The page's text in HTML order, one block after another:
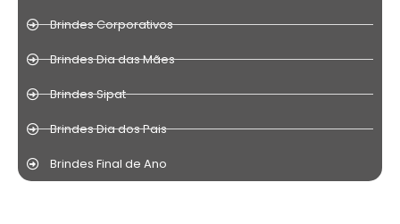
Brindes Corporativos
Brindes Dia das Mães
Brindes Sipat
Brindes Dia dos Pais
Brindes Final de Ano